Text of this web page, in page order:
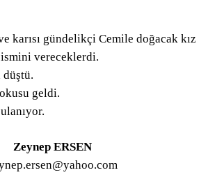
karısı gündelikçi Cemile doğacak kız
ismini vereceklerdi.
düştü.
geldi.
Zeynep ERSEN